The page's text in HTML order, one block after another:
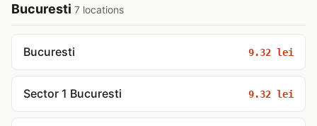
Bucuresti 7 locations
Bucuresti 9.32 lei
Sector 1 Bucuresti 9.32 lei